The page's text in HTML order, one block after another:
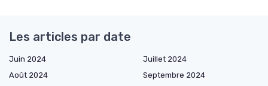
Les articles par date
Juin 2024
Juillet 2024
Août 2024
Septembre 2024